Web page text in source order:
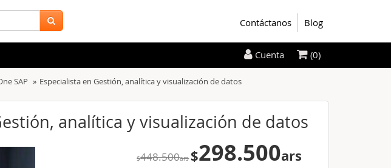
y Comunicación
Contáctanos Blog
SAP Especialista en Gestión, analítica y visualización de datos
analítica y visualización de datos
$448.500ars $298.500ars
Cuenta (0)